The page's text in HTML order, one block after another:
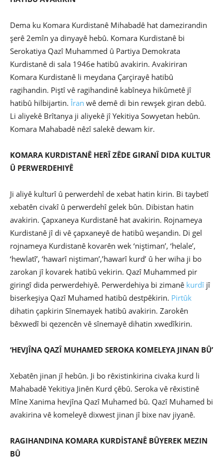
Dema ku Komara Kurdistanê Mihabadê hat damezirandin
şerê 2emîn ya dinyayê hebû. Komara Kurdistanê bi
Serokatiya Qazî Muhammed û Partiya Demokrata
Kurdistanê di sala 1946e hatibû avakirin. Avakiriran
Komara Kurdistanê li meydana Çarçirayê hatibû
ragihandin. Piştî vê ragihandinê kabîneya hikûmetê jî
hatibû hilbijartin. Îran wê demê di bin rewşek giran debû.
Li aliyekê Brîtanya ji aliyekê jî Yekitiya Sowyetan hebûn.
Komara Mahabadê nêzî salekê dewam kir.
KOMARA KURDISTANÊ HERÎ ZÊDE GIRANÎ DIDA KULTUR
Û PERWERDEHIYÊ
Ji aliyê kulturî û perwerdehî de xebat hatin kirin. Bi taybetî
xebatên civakî û perwerdehî gelek bûn. Dibistan hatin
avakirin. Çapxaneya Kurdistanê hat avakirin. Rojnameya
Kurdistanê jî di vê çapxaneyê de hatibû weşandin. Di gel
rojnameya Kurdistanê kovarên wek ‘niştiman’, ‘helale’,
‘hewlatî’, ‘hawarî niştiman’,’hawarî kurd’ û her wiha ji bo
zarokan jî kovarek hatibû vekirin. Qazî Muhammed pir
giringî dida perwerdehiyê. Perwerdehiya bi zimanê kurdî jî
biserkeşiya Qazî Muhamed hatibû destpêkirin. Pirtûk
dihatin çapkirin Sînemayek hatibû avakirin. Zarokên
bêxwedî bi qezencên vê sînemayê dihatin xwedîkirin.
‘HEVJÎNA QAZÎ MUHAMED SEROKA KOMELEYA JINAN BÛ’
Xebatên jinan jî hebûn. Ji bo rêxistinkirina civaka kurd li
Mahabadê Yekitiya Jinên Kurd çêbû. Seroka vê rêxistinê
Mîne Xanima hevjîna Qazî Muhamed bû. Qazî Muhamed bi
avakirina vê komeleyê dixwest jinan jî bixe nav jiyanê.
RAGIHANDINA KOMARA KURDİSTANÊ BÛYEREK MEZIN
BÛ